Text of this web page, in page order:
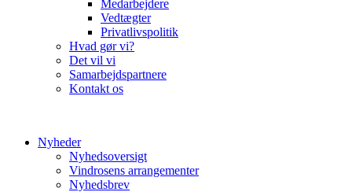
Medarbejdere
Vedtægter
Privatlivspolitik
Hvad gør vi?
Det vil vi
Samarbejdspartnere
Kontakt os
Nyheder
Nyhedsoversigt
Vindrosens arrangementer
Nyhedsbrev